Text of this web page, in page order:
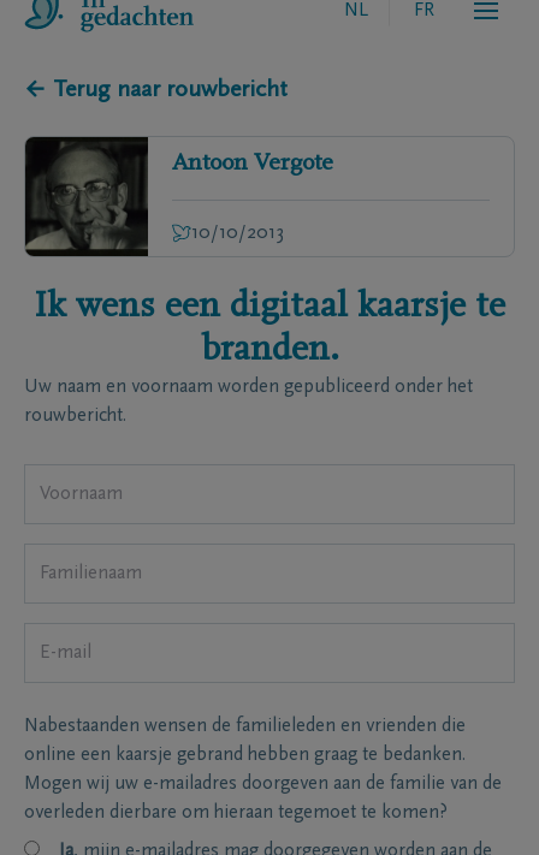
NL FR
← Terug naar rouwbericht
Antoon Vergote
10/10/2013
Ik wens een digitaal kaarsje te
branden.
Uw naam en voornaam worden gepubliceerd onder het
rouwbericht.
Nabestaanden wensen de familieleden en vrienden die
online een kaarsje gebrand hebben graag te bedanken.
Mogen wij uw e-mailadres doorgeven aan de familie van de
overleden dierbare om hieraan tegemoet te komen?